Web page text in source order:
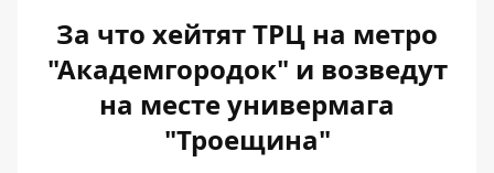
За что хейтят ТРЦ на метро
"Академгородок" и возведут
на месте универмага
"Троещина"